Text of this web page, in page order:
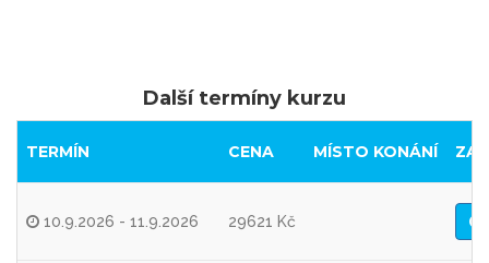
Další termíny kurzu
TERMÍN CENA MÍSTO KONÁNÍ
10.9.2026 - 11.9.2026 29621 Kč